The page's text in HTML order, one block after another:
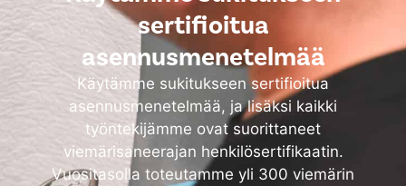
sertifioitua
asennusmenetelmää
Käytämme sukitukseen sertifioitua
asennusmenetelmää, ja lisäksi kaikki
työntekijämme ovat suorittaneet
viemärisaneerajan henkilösertifikaatin.
Vuositasolla toteutamme yli 300 viemärin